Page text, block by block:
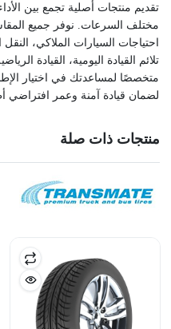
تقديم منتجات أصلية تجمع بين
مختلف السرعات. نوفر جميع
تلائم القيادة اليومية، القيادة
متخصصًا لمساعدتك في اختيار
لضمان قيادة آمنة وعمر افتراضي
منتجات ذات صلة